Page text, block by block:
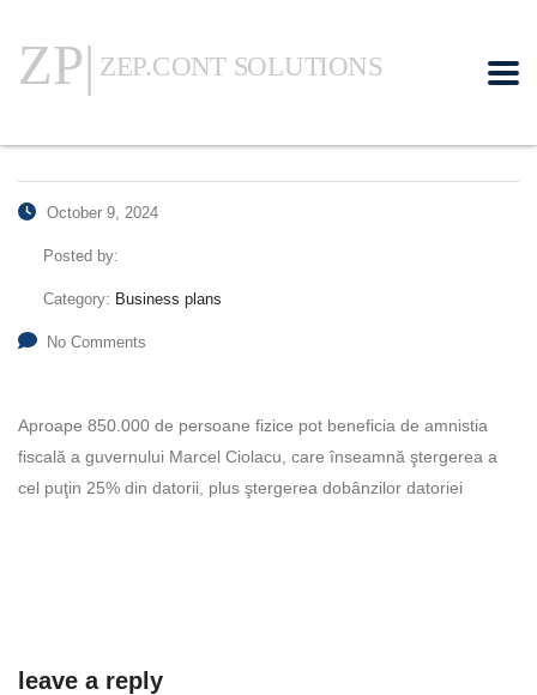
October 9, 2024
Posted by:
Category: Business plans
No Comments
Aproape 850.000 de persoane fizice pot beneficia de amnistia
fiscală a guvernului Marcel Ciolacu, care înseamnă ştergerea a
cel puţin 25% din datorii, plus ştergerea dobânzilor datoriei
leave a reply